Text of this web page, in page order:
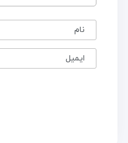
نام
ایمیل